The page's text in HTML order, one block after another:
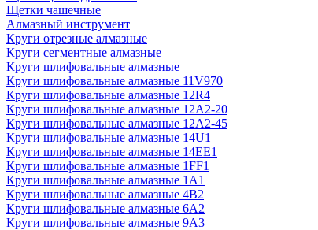
Щетки чашечные
Алмазный инструмент
Круги отрезные алмазные
Круги сегментные алмазные
Круги шлифовальные алмазные
Круги шлифовальные алмазные 11V970
Круги шлифовальные алмазные 12R4
Круги шлифовальные алмазные 12А2-20
Круги шлифовальные алмазные 12А2-45
Круги шлифовальные алмазные 14U1
Круги шлифовальные алмазные 14ЕЕ1
Круги шлифовальные алмазные 1FF1
Круги шлифовальные алмазные 1А1
Круги шлифовальные алмазные 4В2
Круги шлифовальные алмазные 6A2
Круги шлифовальные алмазные 9А3